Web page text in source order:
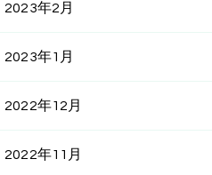
2023年2月
2023年1月
2022年12月
2022年11月